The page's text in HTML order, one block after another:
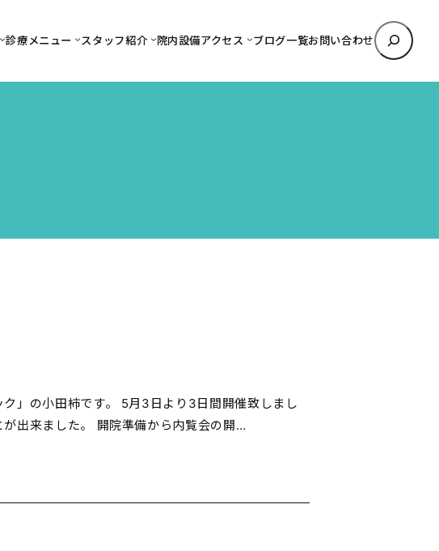
診療メニュー スタッフ紹介 院内設備アクセス ブログ一覧お問い合わせ
検
索
」の小田柿です。 5月3日より3日間開催致しまし
出来ました。 開院準備から内覧会の開…